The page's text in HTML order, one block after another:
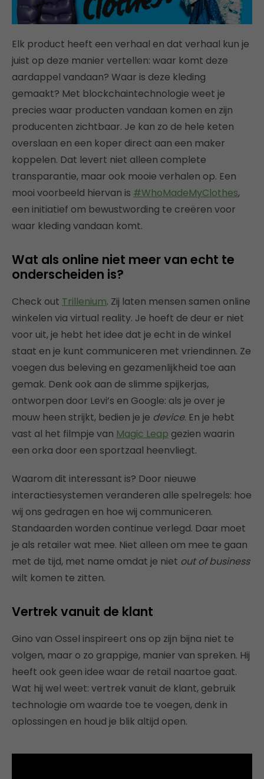
Elk product heeft een verhaal en dat verhaal kun je
juist op deze manier vertellen: waar komt deze
aardappel vandaan? Waar is deze kleding
gemaakt? Met blockchaintechnologie weet je
precies waar producten vandaan komen en zijn
producenten zichtbaar. Je kan zo de hele keten
overslaan en een koper direct aan een maker
koppelen. Dat levert niet alleen complete
transparantie, maar ook mooie verhalen op. Een
mooi voorbeeld hiervan is #WhoMadeMyClothes,
een initiatief om bewustwording te creëren voor
waar kleding vandaan komt.
Wat als online niet meer van echt te
onderscheiden is?
Check out Trillenium. Zij laten mensen samen online
winkelen via virtual reality. Je hoeft de deur er niet
voor uit, je hebt het idee dat je echt in de winkel
staat en je kunt communiceren met vriendinnen. Ze
voegen dus beleving en gezamenlijkheid toe aan
gemak. Denk ook aan de slimme spijkerjas,
ontworpen door Levi’s en Google: als je over je
mouw heen strijkt, bedien je je device. En je hebt
vast al het filmpje van Magic Leap gezien waarin
een orka door een sportzaal heenvliegt.
Waarom dit interessant is? Door nieuwe
interactiesystemen veranderen alle spelregels: hoe
wij ons gedragen en hoe wij communiceren.
Standaarden worden continue verlegd. Daar moet
je als retailer wat mee. Niet alleen om mee te gaan
met de tijd, met name omdat je niet out of business
wilt komen te zitten.
Vertrek vanuit de klant
Gino van Ossel inspireert ons op zijn bijna niet te
volgen, maar o zo grappige, manier van spreken. Hij
heeft ook geen idee waar de retail naartoe gaat.
Wat hij wel weet: vertrek vanuit de klant, gebruik
technologie om waarde toe te voegen, denk in
oplossingen en houd je blik altijd open.